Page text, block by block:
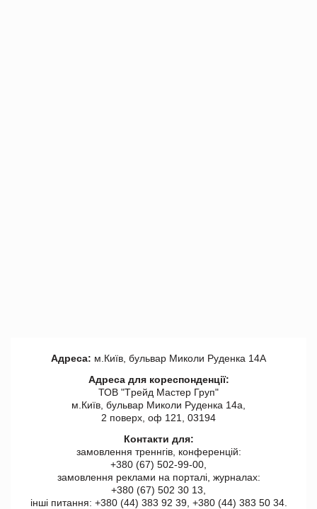
Адреса: м.Київ, бульвар Миколи Руденка 14А
Адреса для кореспонденції:
ТОВ "Tрейд Мастер Груп"
м.Київ, бульвар Миколи Руденка 14а,
2 поверх, оф 121, 03194
Контакти для:
замовлення треннгів, конференцій:
+380 (67) 502-99-00,
замовлення реклами на порталі, журналах:
+380 (67) 502 30 13,
інші питання: +380 (44) 383 92 39, +380 (44) 383 50 34.